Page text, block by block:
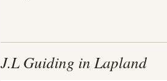
J.L Guiding in Lapland